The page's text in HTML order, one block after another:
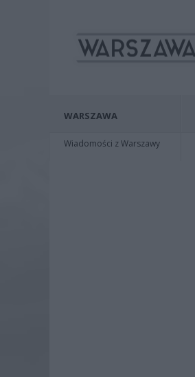
WARSZAWA
Wiadomości z Warszawy